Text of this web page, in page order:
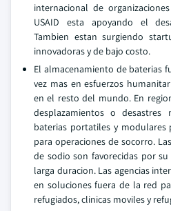
internacional de
USAID esta apoyando el
Tambien estan surgiendo
innovadoras y de bajo costo.
El almacenamiento de baterias
vez mas en esfuerzos
en el resto del mundo. En
desplazamientos o desastres
baterias portatiles y modulares
para operaciones de socorro.
de sodio son favorecidas por
larga duracion. Las agencias
en soluciones fuera de la red
refugiados, clinicas moviles y